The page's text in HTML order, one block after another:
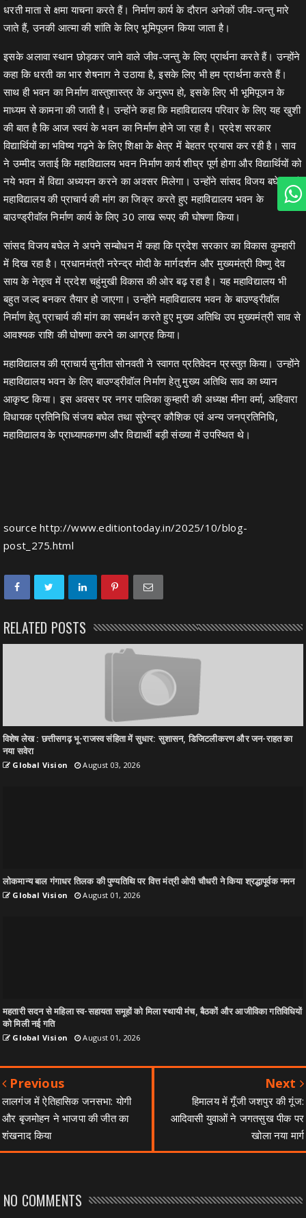
धरती माता से क्षमा याचना करते हैं। निर्माण कार्य के दौरान अनेकों जीव-जन्तु मारे
जाते हैं, उनकी आत्मा की शांति के लिए भूमिपूजन किया जाता है।
इसके अलावा स्थान छोड़कर जाने वाले जीव-जन्तु के लिए प्रार्थना करते हैं। उन्होंने
कहा कि धरती का भार शेषनाग ने उठाया है, इसके लिए भी हम प्रार्थना करते हैं।
साथ ही भवन का निर्माण वास्तुशास्त्र के अनुरूप हो, इसके लिए भी भूमिपूजन के
माध्यम से कामना की जाती है। उन्होंने कहा कि महाविद्यालय परिवार के लिए यह खुशी
की बात है कि आज स्वयं के भवन का निर्माण होने जा रहा है। प्रदेश सरकार
विद्यार्थियों का भविष्य गढ़ने के लिए शिक्षा के क्षेत्र में बेहतर प्रयास कर रही है। साव
ने उम्मीद जताई कि महाविद्यालय भवन निर्माण कार्य शीघ्र पूर्ण होगा और विद्यार्थियों को
नये भवन में विद्या अध्ययन करने का अवसर मिलेगा। उन्होंने सांसद विजय बघेल एवं
महाविद्यालय की प्राचार्य की मांग का जिक्र करते हुए महाविद्यालय भवन के
बाउण्ड्रीवॉल निर्माण कार्य के लिए 30 लाख रूपए की घोषणा किया।
सांसद विजय बघेल ने अपने सम्बोधन में कहा कि प्रदेश सरकार का विकास कुम्हारी
में दिख रहा है। प्रधानमंत्री नरेन्द्र मोदी के मार्गदर्शन और मुख्यमंत्री विष्णु देव
साय के नेतृत्व में प्रदेश चहुंमुखी विकास की ओर बढ़ रहा है। यह महाविद्यालय भी
बहुत जल्द बनकर तैयार हो जाएगा। उन्होंने महाविद्यालय भवन के बाउण्ड्रीवॉल
निर्माण हेतु प्राचार्य की मांग का समर्थन करते हुए मुख्य अतिथि उप मुख्यमंत्री साव से
आवश्यक राशि की घोषणा करने का आग्रह किया।
महाविद्यालय की प्राचार्य सुनीता सोनवती ने स्वागत प्रतिवेदन प्रस्तुत किया। उन्होंने
महाविद्यालय भवन के लिए बाउण्ड्रीवॉल निर्माण हेतु मुख्य अतिथि साव का ध्यान
आकृष्ट किया। इस अवसर पर नगर पालिका कुम्हारी की अध्यक्ष मीना वर्मा, अहिवारा
विधायक प्रतिनिधि संजय बघेल तथा सुरेन्द्र कौशिक एवं अन्य जनप्रतिनिधि,
महाविद्यालय के प्राध्यापकगण और विद्यार्थी बड़ी संख्या में उपस्थित थे।
sourcehttp://www.editiontoday.in/2025/10/blog-
post_275.html
RELATED POSTS
विशेष लेख : छत्तीसगढ़ भू-राजस्व संहिता में सुधार: सुशासन, डिजिटलीकरण और जन-राहत का
नया सवेरा
Global Vision August 03, 2026
लोकमान्य बाल गंगाधर तिलक की पुण्यतिथि पर वित्त मंत्री ओपी चौधरी ने किया श्रद्धापूर्वक नमन
Global Vision August 01, 2026
महतारी सदन से महिला स्व-सहायता समूहों को मिला स्थायी मंच, बैठकों और आजीविका गतिविधियों
को मिली नई गति
Global Vision August 01, 2026
Previous
लालगंज में ऐतिहासिक जनसभा: योगी
और बृजमोहन ने भाजपा की जीत का
शंखनाद किया
Next
हिमालय में गूँजी जशपुर की गूंज:
आदिवासी युवाओं ने जगतसुख पीक पर
खोला नया मार्ग
NO COMMENTS